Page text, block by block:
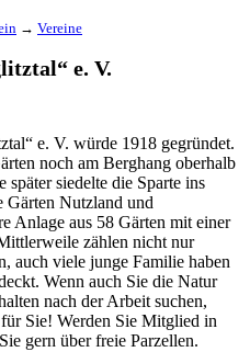
→ Vereine
e. V.
e. V. würde 1918 gegründet.
noch am Berghang oberhalb
später siedelte die Sparte ins
Gärten Nutzland und
Anlage aus 58 Gärten mit einer
zählen nicht nur
auch viele junge Familie haben
Wenn auch Sie die Natur
nach der Arbeit suchen,
Sie! Werden Sie Mitglied in
gern über freie Parzellen.